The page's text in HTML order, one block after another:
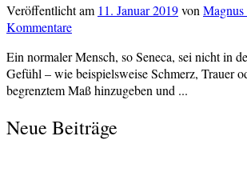
Veröffentlichtam 11. Januar 2019von Magnus
Kommentare
Ein normaler Mensch, so Seneca, sei nicht in
Gefühl – wie beispielsweise Schmerz, Trauer
begrenztem Maß hinzugeben und ...
Neue Beiträge